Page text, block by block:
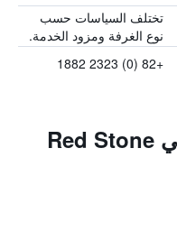
تختلف السياسات حسب
نوع الغرفة ومزود الخدمة.
+82 (0) 2323 1882
المزايا ووسائل الراحة في Red Stone